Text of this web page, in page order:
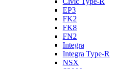
EP3
FK2
FK8
FN2
Integra
Integra Type-R
NSX